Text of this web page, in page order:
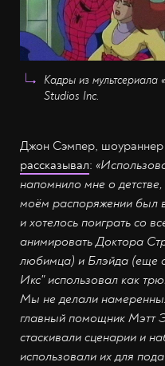
Кадры из мультсериала
Studios Inc.
Джон Сэмпер, шоураннер
рассказывал:
напомнило мне о
моём распоряжении был
и хотелось поиграть со
анимировать Доктора
любимца) и Блэйда (еще
Икс" использовал как
Мы не делали
главный помощник Мэтт
стаскивали сценарии и
использовали их для